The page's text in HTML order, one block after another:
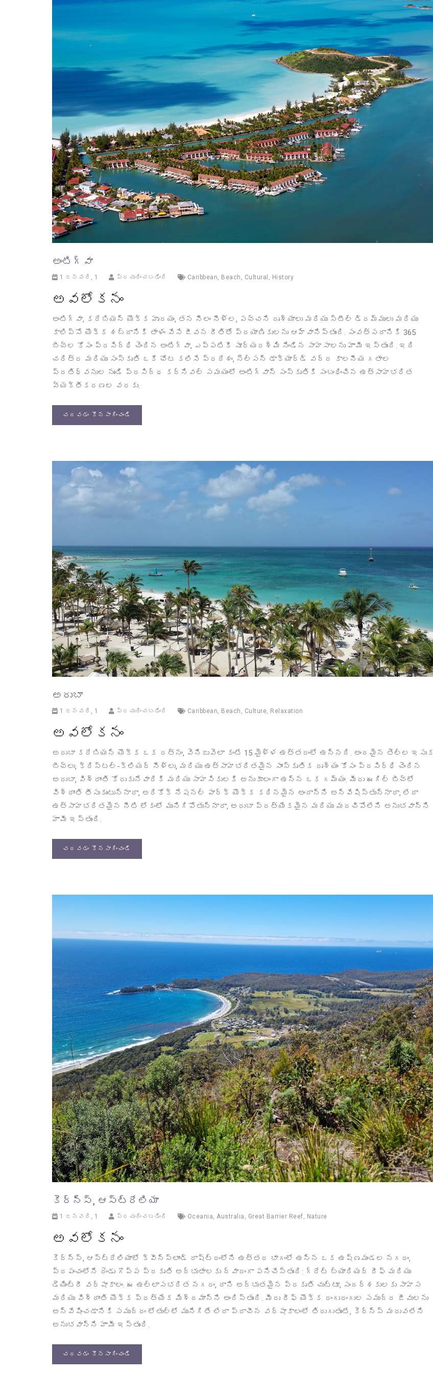
అంటిగ్వా
1 జనవరి, 1 ప్రచురించబడింది Caribbean Beach Cultural History
అవలోకనం
అంటిగ్వా, కరేబియన్ యొక్క హృదయం, తన నీలం నీళ్ల, పచ్చని దృశ్యాలు మరియు స్టీల్ డ్రమ్ములు మరియు
కాలిప్సో యొక్క శబ్దానికి తాళం వేసే జీవన రీతితో ప్రయాణికులను ఆహ్వానిస్తుంది. సంవత్సరానికి 365
బీచ్‌ల కోసం ప్రసిద్ధి చెందిన అంటిగ్వా, ఎప్పటికీ సూర్యరశ్మి నిండిన సాహసాలను హామీ ఇస్తుంది. ఇది
చరిత్ర మరియు సంస్కృతి ఒకే చోట కలిసే ప్రదేశం, నెల్సన్ డాక్‌యార్డ్ వద్ద కాలనీయ గతాల
ప్రతిధ్వనుల నుండి ప్రసిద్ధ కర్నివల్ సమయంలో అంటిగ్వాన్ సంస్కృతికి సంబంధించిన ఉత్సాహభరిత
వ్యక్తీకరణల వరకు.
చదవడం కొనసాగించండి
అరుబా
1 జనవరి, 1 ప్రచురించబడింది Caribbean Beach Culture Relaxation
అవలోకనం
అరుబా కరేబియన్ యొక్క ఒక రత్నం, వెనిజువెలా కంటే 15 మైళ్ళ ఉత్తరంలో ఉన్నది. అందమైన తెల్ల ఇసుక
బీచ్‌లు, క్రిస్టల్-క్లియర్ నీళ్లు, మరియు ఉత్సాహభరితమైన సాంస్కృతిక దృశ్యం కోసం ప్రసిద్ధి చెందిన
అరుబా, విశ్రాంతి కోరుకునేవారికి మరియు సాహసికులకి అనుకూలంగా ఉన్న ఒక గమ్యం. మీరు ఈగిల్ బీచ్‌లో
విశ్రాంతి తీసుకుంటున్నారా, అరికోక్ నేషనల్ పార్క్ యొక్క కఠినమైన అందాన్ని అన్వేషిస్తున్నారా, లేదా
ఉత్సాహభరితమైన నీటి లోకంలో మునిగిపోతున్నారా, అరుబా ప్రత్యేకమైన మరియు మరచిపోలేని అనుభవాన్ని
హామీ ఇస్తుంది.
చదవడం కొనసాగించండి
కెర్న్స్, ఆస్ట్రేలియా
1 జనవరి, 1 ప్రచురించబడింది Oceania, Australia , Great Barrier Reef, Nature
అవలోకనం
కెర్న్స్, ఆస్ట్రేలియాలో క్వీన్స్లాండ్ రాష్ట్రంలోని ఉత్తర భాగంలో ఉన్న ఒక ఉష్ణమండల నగరం,
ప్రపంచంలోని రెండు గొప్ప ప్రకృతి అద్భుతాలకు ద్వారంగా పనిచేస్తుంది: గ్రేట్ బ్యారియర్ రీఫ్ మరియు
డెయింట్రీ వర్షాకాలం. ఈ ఉల్లాసభరిత నగరం, దాని అద్భుతమైన ప్రకృతి చుట్టూ, సందర్శకులకు సాహస
మరియు విశ్రాంతి యొక్క ప్రత్యేక మిశ్రమాన్ని అందిస్తుంది. మీరు రీఫ్ యొక్క రంగురంగుల సముద్ర జీవులను
అన్వేషించడానికి సముద్రం లోతుల్లో మునిగితే లేదా ప్రాచీన వర్షాకాలంలో తిరుగుతుంటే, కెర్న్స్ మరువలేని
అనుభవాన్ని హామీ ఇస్తుంది.
చదవడం కొనసాగించండి